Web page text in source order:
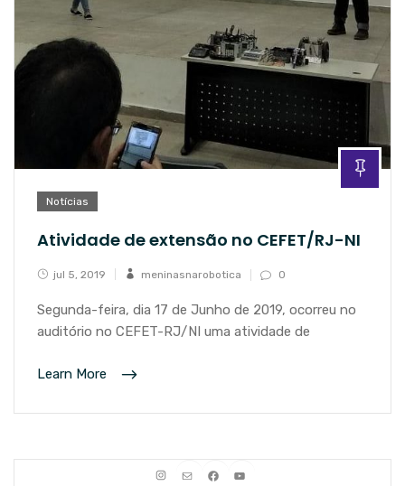
Notícias
Atividade de extensão no CEFET/RJ-NI
jul 5, 2019 meninasnarobotica 0
Segunda-feira, dia 17 de Junho de 2019, ocorreu no
auditório no CEFET-RJ/NI uma atividade de
Learn More